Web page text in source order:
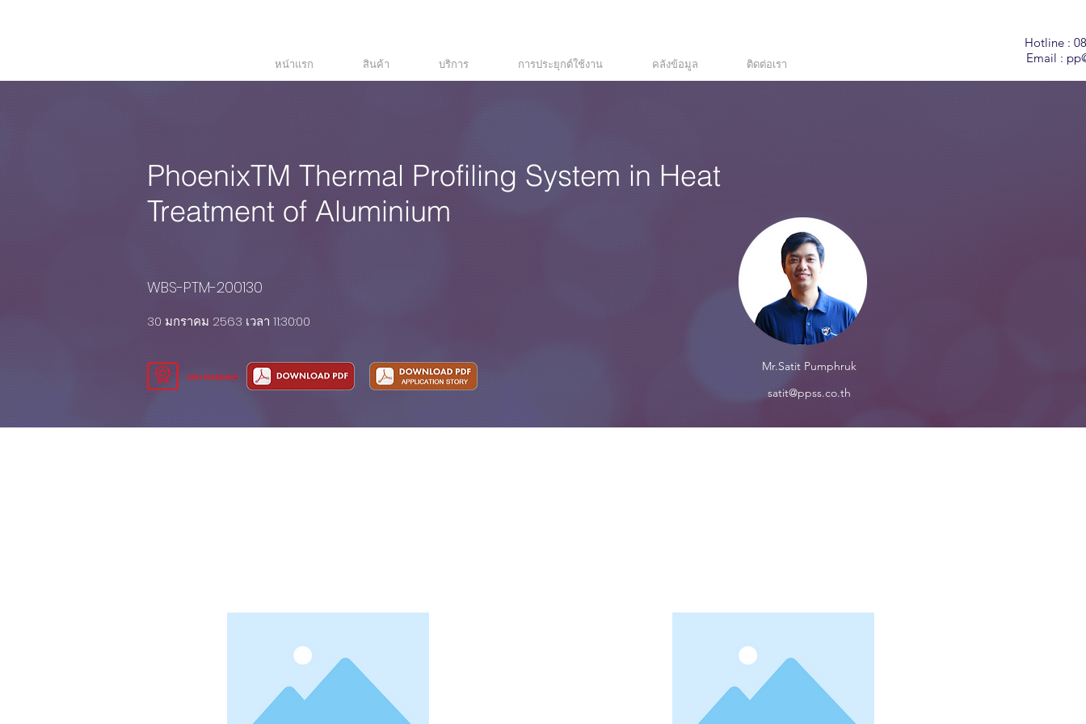
Solutions
หน้าแรก สินค้า บริการ การประยุกต์ใช้งาน คลังข้อมูล ติดต่อเรา
Hotline :
Email :
PhoenixTM Thermal Profiling System in Heat
Treatment of Aluminium
WBS-PTM-200130
30 มกราคม 2563 เวลา 11:30:00
Mr.Satit Pumphruk
satit@ppss.co.th